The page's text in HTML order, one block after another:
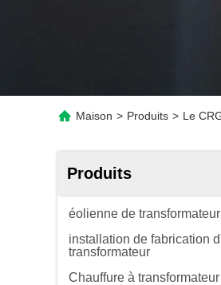
Maison > Produits > Le
Produits
éolienne de transformateur
installation de fabrication
transformateur
Chauffure à transformateur